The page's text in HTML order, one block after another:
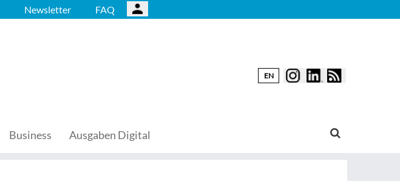
Newsletter FAQ
EN
Business Ausgaben Digital